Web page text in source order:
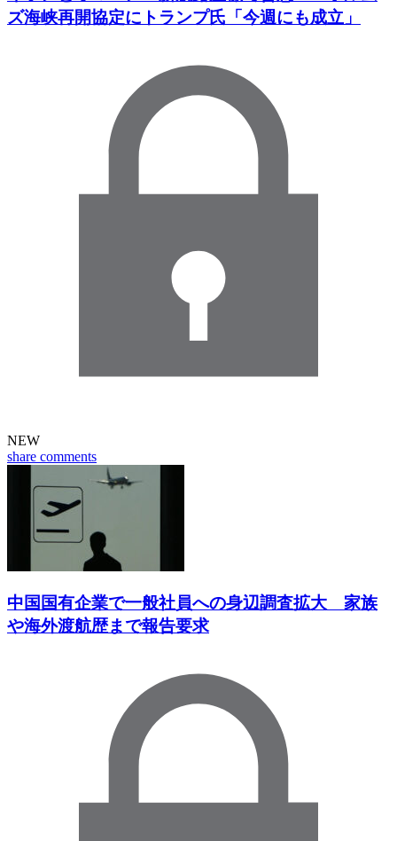
ズ海峡再開協定にトランプ氏「今週にも成立」
NEW
share comments
中国国有企業で一般社員への身辺調査拡大 家族
や海外渡航歴まで報告要求